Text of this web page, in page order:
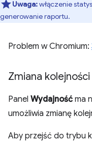
Uwaga:włączenie
generowanie raportu.
Problem w Chromium:
Zmiana
Panel Wydajność ma
umożliwia zmianę
Aby przejść do trybu